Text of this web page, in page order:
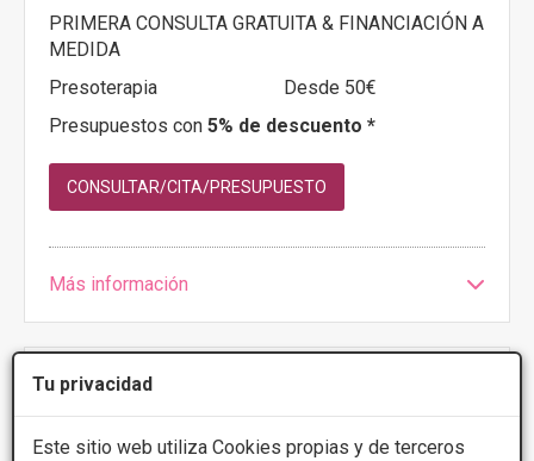
Tu privacidad
Este sitio web utiliza Cookies propias y de terceros
PRIMERA CONSULTA GRATUITA & FINANCIACIÓN A
MEDIDA
Presoterapia
Desde 50€
Presupuestos con 5% de descuento *
CONSULTAR/CITA/PRESUPUESTO
Más información